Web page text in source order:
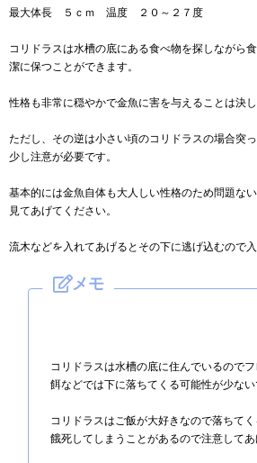
最大体長 ５ｃｍ 温度 ２０～２７度
コリドラスは水槽の底にある食べ物を探しながら
潔に保つことができます。
性格も非常に穏やかで金魚に害を与えることは決し
ただし、その逆は小さい頃のコリドラスの場合突
少し注意が必要です。
基本的には金魚自体も大人しい性格のため問題な
見てあげてください。
流木などを入れてあげるとその下に逃げ込むので入
コリドラスは水槽の底に住んでいるので
餌などでは下に落ちてくる可能性が少ない
コリドラスはご飯が大好きなので落ちて
餓死してしまうことがあるので注意してあ